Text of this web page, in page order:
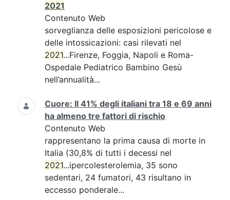
2021
Contenuto Web
sorveglianza delle esposizioni pericolose e
delle intossicazioni: casi rilevati nel
2021...Firenze, Foggia, Napoli e Roma-
Ospedale Pediatrico Bambino Gesù
nell’annualità...
Cuore: Il 41% degli italiani tra 18 e 69 anni
ha almeno tre fattori di rischio
Contenuto Web
rappresentano la prima causa di morte in
Italia (30,8% di tutti i decessi nel
2021...ipercolesterolemia, 35 sono
sedentari, 24 fumatori, 43 risultano in
eccesso ponderale...